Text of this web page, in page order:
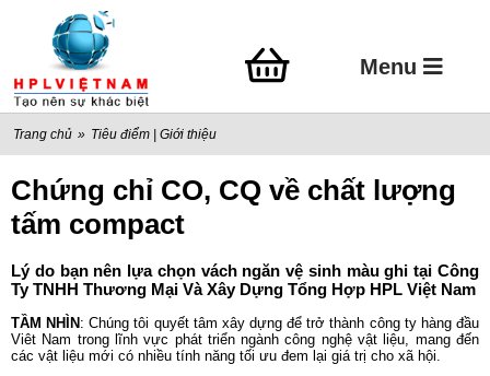
Menu
Trang chủ » Tiêu điểm | Giới thiệu
Chứng chỉ CO, CQ về chất lượng
tấm compact
Lý do bạn nên lựa chọn vách ngăn vệ sinh màu ghi tại Công
Ty TNHH Thương Mại Và Xây Dựng Tổng Hợp HPL Việt Nam
TẦM NHÌN : Chúng tôi quyết tâm xây dựng để trở thành công ty hàng đầu
Viêt Nam trong lĩnh vực phát triển ngành công nghệ vật liệu, mang đến
các vật liệu mới có nhiều tính năng tối ưu đem lại giá trị cho xã hội.